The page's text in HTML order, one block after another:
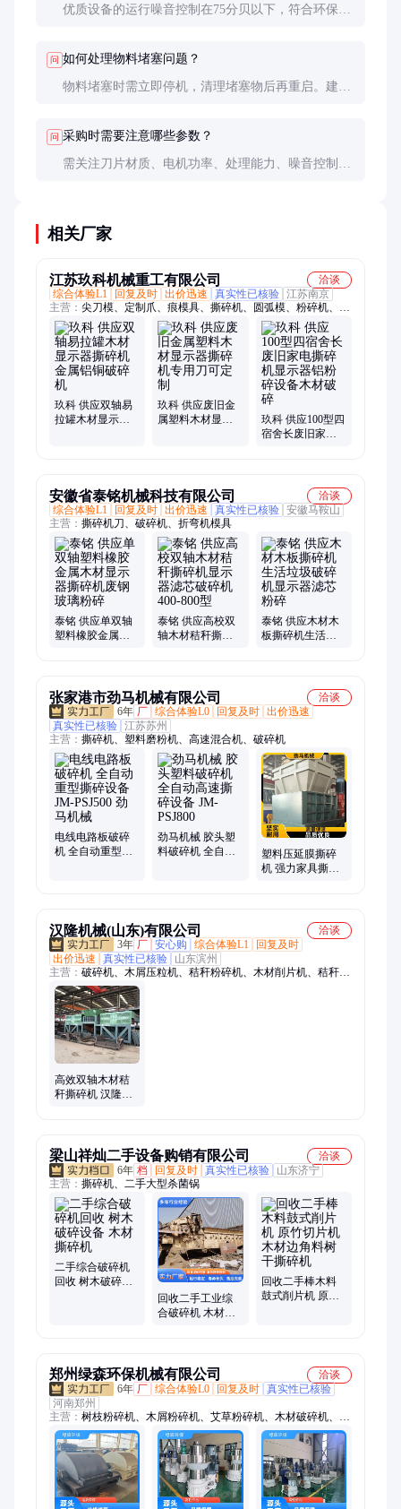
优质设备的运行噪音控制在75分贝以下，符合环保要
问 如何处理物料堵塞问题？
物料堵塞时需立即停机，清理堵塞物后再重启。建议
问 采购时需要注意哪些参数？
需关注刀片材质、电机功率、处理能力、噪音控制等
相关厂家
江苏玖科机械重工有限公司
洽谈
综合体验L1
回复及时 出价迅速 真实性已核验 江苏南京
主营： 尖刀模、定制爪、痕模具、撕碎机、圆弧模、粉碎机、机
头料、小方刀、翻边机、折边模、成型模、破碎刀、刀片配、破
碎机、同心模、铝合金、圆形刀、粉碎刀、折边机、滚珠模、无
痕模、折弯机、同芯模、上下模具、碎机刀片
玖科 供应双轴易
拉罐木材显示器
玖科 供应废旧金
属塑料木材显示
玖科 供应100型四
宿舍长废旧家电
安徽省泰铭机械科技有限公司
洽谈
综合体验L1
回复及时 出价迅速 真实性已核验 安徽马鞍山
主营： 撕碎机刀、破碎机、折弯机模具
泰铭 供应单双轴
塑料橡胶金属木
泰铭 供应高校双
轴木材秸秆撕碎
泰铭 供应木材木
板撕碎机生活垃
张家港市劲马机械有限公司
洽谈
6年 厂 综合体验L0 回复及时 出价迅速
真实性已核验 江苏苏州
主营： 撕碎机、塑料磨粉机、高速混合机、破碎机
电线电路板破碎
机 全自动重型撕
劲马机械 胶头塑
料破碎机 全自动
塑料压延膜撕碎
机 强力家具撕碎
汉隆机械(山东)有限公司
洽谈
3年 厂 安心购 综合体验L1
回复及时
出价迅速
真实性已核验
山东滨州
主营： 破碎机、木屑压粒机、秸秆粉碎机、木材削片机、秸秆撕
碎机、木材粉碎机、木屑粉碎机、原木削片机、木块粉碎机、木
屑造粒机、生物质颗粒机
高效双轴木材秸
秆撕碎机 汉隆研
梁山祥灿二手设备购销有限公司
洽谈
6年 档 回复及时 真实性已核验
山东济宁
主营： 撕碎机、二手大型杀菌锅
二手综合破碎机
回收 树木破碎设
回收二手工业综
合破碎机 木材撕
回收二手棒木料
鼓式削片机 原竹
郑州绿森环保机械有限公司
洽谈
6年 厂 综合体验L0 回复及时 真实性已核验
河南郑州
主营： 树枝粉碎机、木屑粉碎机、艾草粉碎机、木材破碎机、锯
末粉碎机